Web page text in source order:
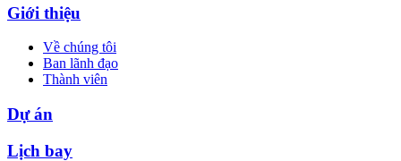
Giới thiệu
Về chúng tôi
Ban lãnh đạo
Thành viên
Dự án
Lịch bay